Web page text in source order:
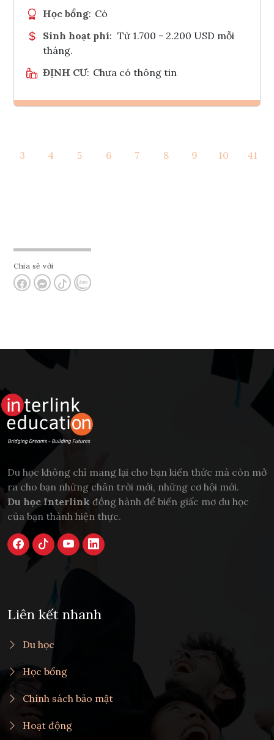
Học bổng: Có
Sinh hoạt phí: Từ 1.700 - 2.200 USD mỗi
tháng.
ĐỊNH CƯ: Chưa có thông tin
Tham vấn Interlink
3 4 5 6 7 8 9 10 41
Chia sẻ với
Du học không chỉ mang lại cho bạn kiến thức mà còn mở
ra cho bạn những chân trời mới, những cơ hội mới.
Du học Interlink đồng hành để biến giấc mơ du học
của bạn thành hiện thực.
Liên kết nhanh
Du học
Học bổng
Chính sách bảo mật
Hoạt động